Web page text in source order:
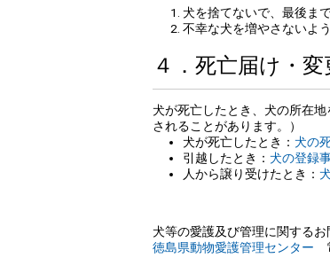
犬を捨てないで、最後ま
不幸な犬を増やさないよ
４．死亡届け・
犬が死亡したとき、犬の所在
されることがあります。）
犬が死亡したとき： 犬の
引越したとき： 犬の登録
人から譲り受けたとき：
犬等の愛護及び管理に関するお
徳島県動物愛護管理センター